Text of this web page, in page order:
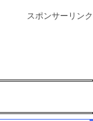
スポンサーリンク